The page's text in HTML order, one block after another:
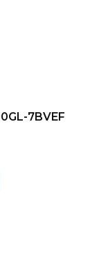
7BVEF